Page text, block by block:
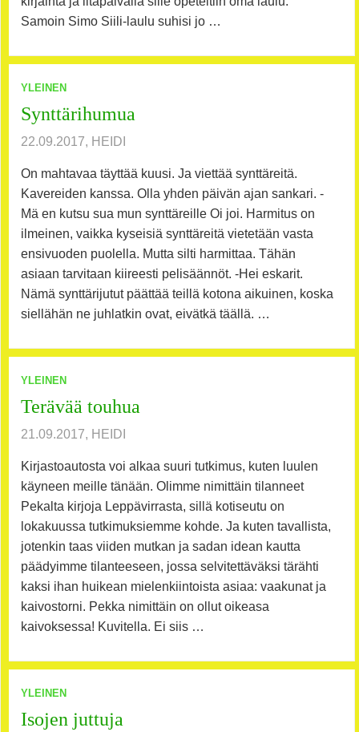
Samoin Simo Siili-laulu suhisi jo …
YLEINEN
Synttärihumua
22.09.2017, HEIDI
On mahtavaa täyttää kuusi. Ja viettää synttäreitä.
Kavereiden kanssa. Olla yhden päivän ajan sankari. -
Mä en kutsu sua mun synttäreille Oi joi. Harmitus on
ilmeinen, vaikka kyseisiä synttäreitä vietetään vasta
ensivuoden puolella. Mutta silti harmittaa. Tähän
asiaan tarvitaan kiireesti pelisäännöt. -Hei eskarit.
Nämä synttärijutut päättää teillä kotona aikuinen, koska
siellähän ne juhlatkin ovat, eivätkä täällä. …
YLEINEN
Terävää touhua
21.09.2017, HEIDI
Kirjastoautosta voi alkaa suuri tutkimus, kuten luulen
käyneen meille tänään. Olimme nimittäin tilanneet
Pekalta kirjoja Leppävirrasta, sillä kotiseutu on
lokakuussa tutkimuksiemme kohde. Ja kuten tavallista,
jotenkin taas viiden mutkan ja sadan idean kautta
päädyimme tilanteeseen, jossa selvitettäväksi tärähti
kaksi ihan huikean mielenkiintoista asiaa: vaakunat ja
kaivostorni. Pekka nimittäin on ollut oikeasa
kaivoksessa! Kuvitella. Ei siis …
YLEINEN
Isojen juttuja